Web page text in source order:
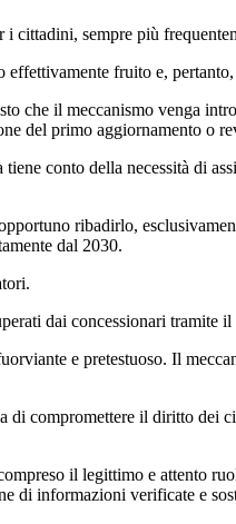
sempre più
fruito e,
che il meccanismo venga
del primo aggiornamento o
conto della necessità di
ribadirlo,
dal 2030.
dai concessionari tramite il
e pretestuoso. Il
compromettere il diritto dei
il legittimo e attento
informazioni verificate e